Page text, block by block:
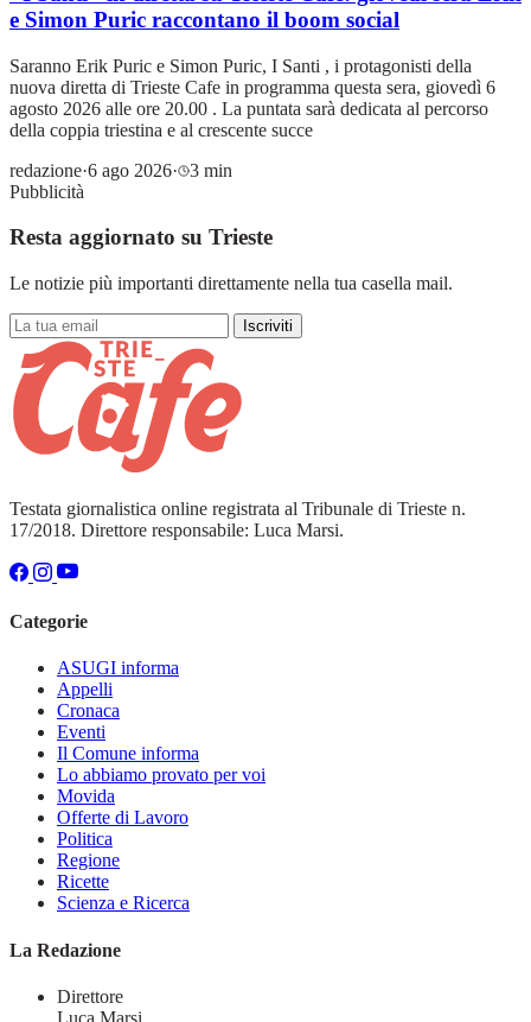
e Simon Puric raccontano il boom social
Saranno Erik Puric e Simon Puric, I Santi , i protagonisti della
nuova diretta di Trieste Cafe in programma questa sera, giovedì 6
agosto 2026 alle ore 20.00 . La puntata sarà dedicata al percorso
della coppia triestina e al crescente succe
redazione·6 ago 2026·
3 min
Pubblicità
Resta aggiornato su Trieste
Le notizie più importanti direttamente nella tua casella mail.
Iscriviti
Testata giornalistica online registrata al Tribunale di Trieste n.
17/2018. Direttore responsabile: Luca Marsi.
Categorie
ASUGI informa
Appelli
Cronaca
Eventi
Il Comune informa
Lo abbiamo provato per voi
Movida
Offerte di Lavoro
Politica
Regione
Ricette
Scienza e Ricerca
La Redazione
Direttore
Luca Marsi